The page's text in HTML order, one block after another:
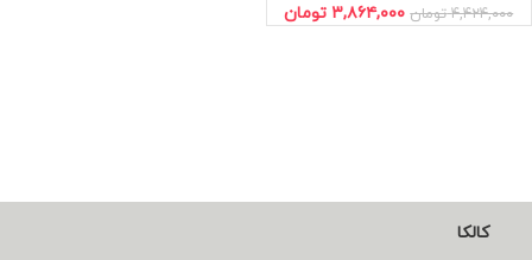
۴,۴۲۴,۰۰۰ تومان ۳,۸۶۴,۰۰۰ تومان
کالکا